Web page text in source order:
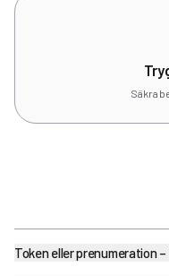
Säkra
Token eller prenumeration –